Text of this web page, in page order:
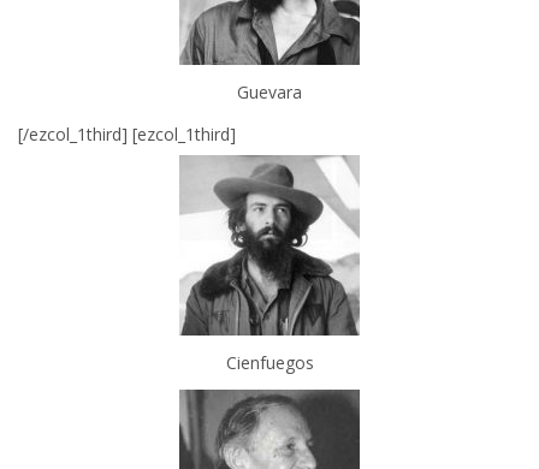
Guevara
[/ezcol_1third] [ezcol_1third]
Cienfuegos